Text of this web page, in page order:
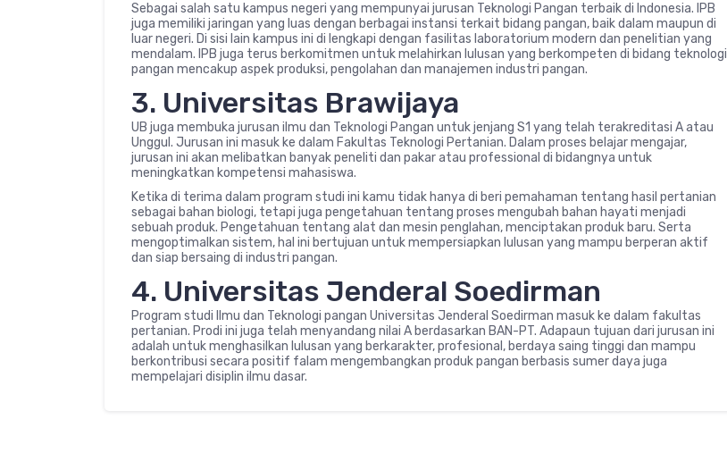
Sebagai salah satu kampus negeri yang mempunyai jurusan Teknologi Pangan terbaik di Indonesia. IPB
juga memiliki jaringan yang luas dengan berbagai instansi terkait bidang pangan, baik dalam maupun di
luar negeri. Di sisi lain kampus ini di lengkapi dengan fasilitas laboratorium modern dan penelitian yang
mendalam. IPB juga terus berkomitmen untuk melahirkan lulusan yang berkompeten di bidang teknologi
pangan mencakup aspek produksi, pengolahan dan manajemen industri pangan.
3. Universitas Brawijaya
UB juga membuka jurusan ilmu dan Teknologi Pangan untuk jenjang S1 yang telah terakreditasi A atau
Unggul. Jurusan ini masuk ke dalam Fakultas Teknologi Pertanian. Dalam proses belajar mengajar,
jurusan ini akan melibatkan banyak peneliti dan pakar atau professional di bidangnya untuk
meningkatkan kompetensi mahasiswa.
Ketika di terima dalam program studi ini kamu tidak hanya di beri pemahaman tentang hasil pertanian
sebagai bahan biologi, tetapi juga pengetahuan tentang proses mengubah bahan hayati menjadi
sebuah produk. Pengetahuan tentang alat dan mesin penglahan, menciptakan produk baru. Serta
mengoptimalkan sistem, hal ini bertujuan untuk mempersiapkan lulusan yang mampu berperan aktif
dan siap bersaing di industri pangan.
4. Universitas Jenderal Soedirman
Program studi Ilmu dan Teknologi pangan Universitas Jenderal Soedirman masuk ke dalam fakultas
pertanian. Prodi ini juga telah menyandang nilai A berdasarkan BAN-PT. Adapaun tujuan dari jurusan ini
adalah untuk menghasilkan lulusan yang berkarakter, profesional, berdaya saing tinggi dan mampu
berkontribusi secara positif falam mengembangkan produk pangan berbasis sumer daya juga
mempelajari disiplin ilmu dasar.